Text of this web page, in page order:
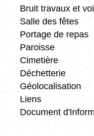
Bruit travaux et
Salle des fêtes
Portage de repas
Paroisse
Cimetière
Déchetterie
Géolocalisation
Liens
Document